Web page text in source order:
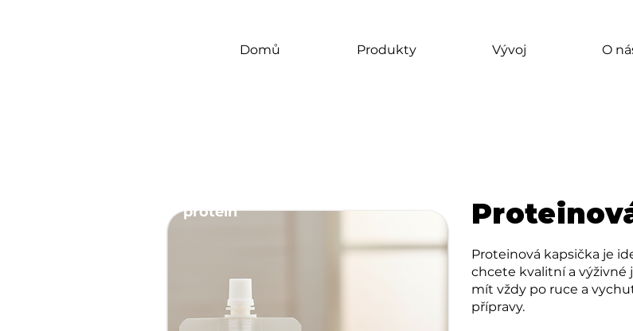
Domů Produkty Vývoj O
protein
Proteinová kapsička je
chcete kvalitní a
mít vždy po ruce a
přípravy.